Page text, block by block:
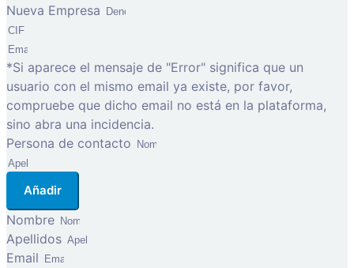
Nueva Empresa
*Si aparece el mensaje de "Error" significa que un
usuario con el mismo email ya existe, por favor,
compruebe que dicho email no está en la plataforma,
sino abra una incidencia.
Persona de contacto
Añadir
Nombre
Apellidos
Email